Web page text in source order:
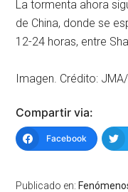
La tormenta ahora
de China, donde se
12-24 horas, entre
Imagen. Crédito:
Compartir via:
Facebook
Publicado en: